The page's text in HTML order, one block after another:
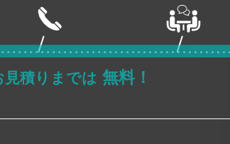
積りまでは 無料！